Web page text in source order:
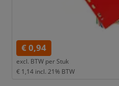
€ 0,94
excl. BTW per Stuk
€ 1,14 incl. 21% BTW